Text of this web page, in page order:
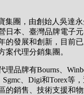
集團，由創始人吳達
日本、臺灣品牌電子
的發展和創新，目前
案代理分銷集團。
品牌有Bourns、
Sgmc、Digi和Torex等
的銷售、技術支援和